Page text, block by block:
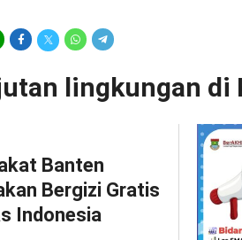
lingkungan di
Banten
Bergizi Gratis
Indonesia